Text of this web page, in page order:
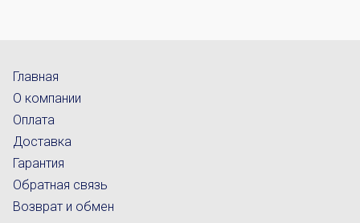
Главная
О компании
Оплата
Доставка
Гарантия
Обратная связь
Возврат и обмен